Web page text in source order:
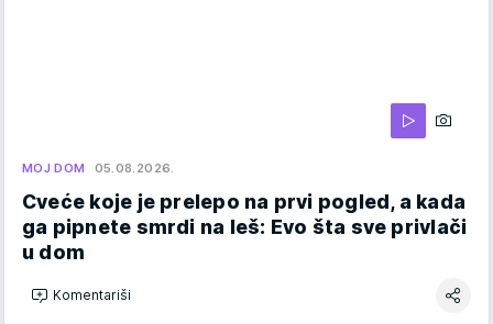
MOJ DOM 05.08.2026.
Cveće koje je prelepo na prvi pogled, a kada
ga pipnete smrdi na leš: Evo šta sve privlači
u dom
Komentariši